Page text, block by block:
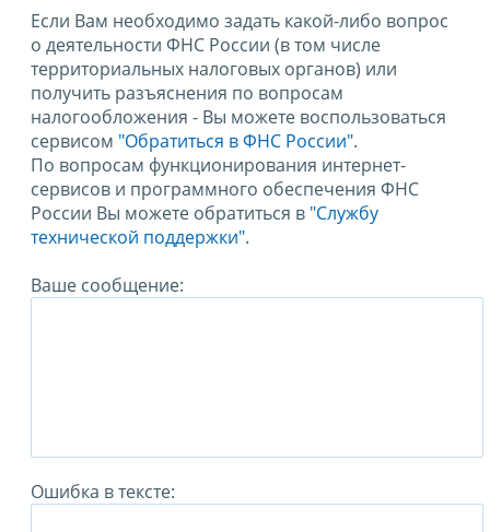
Если Вам необходимо задать какой-либо вопрос
о деятельности ФНС России (в том числе
территориальных налоговых органов) или
получить разъяснения по вопросам
налогообложения - Вы можете воспользоваться
сервисом "Обратиться в ФНС России".
По вопросам функционирования интернет-
сервисов и программного обеспечения ФНС
России Вы можете обратиться в "Службу
технической поддержки".
Ваше сообщение:
Ошибка в тексте: